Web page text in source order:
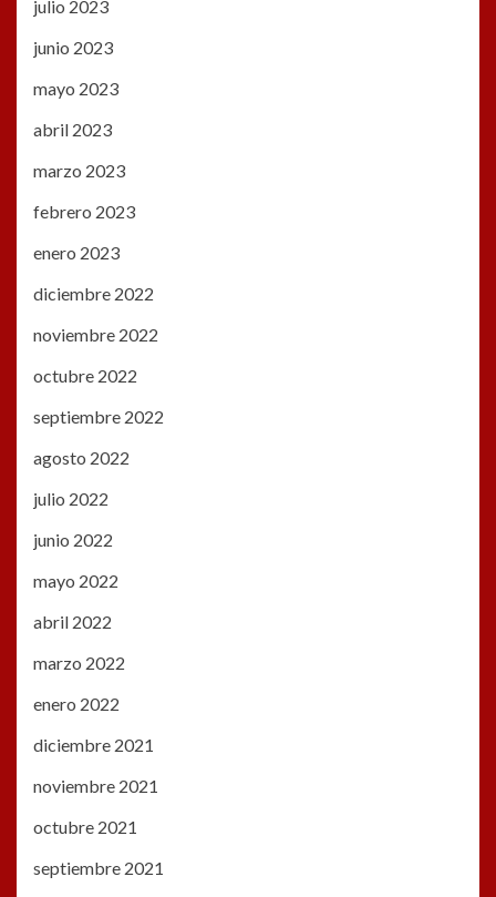
julio 2023
junio 2023
mayo 2023
abril 2023
marzo 2023
febrero 2023
enero 2023
diciembre 2022
noviembre 2022
octubre 2022
septiembre 2022
agosto 2022
julio 2022
junio 2022
mayo 2022
abril 2022
marzo 2022
enero 2022
diciembre 2021
noviembre 2021
octubre 2021
septiembre 2021